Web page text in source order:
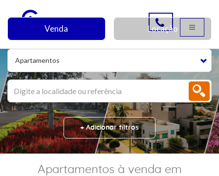
Apartamentos
Venda Locação
+ Adicionar filtros
Apartamentos à venda em